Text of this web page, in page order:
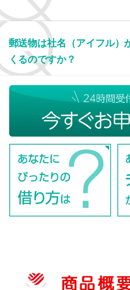
郵送物は社名（アイフル）
くるのですか？